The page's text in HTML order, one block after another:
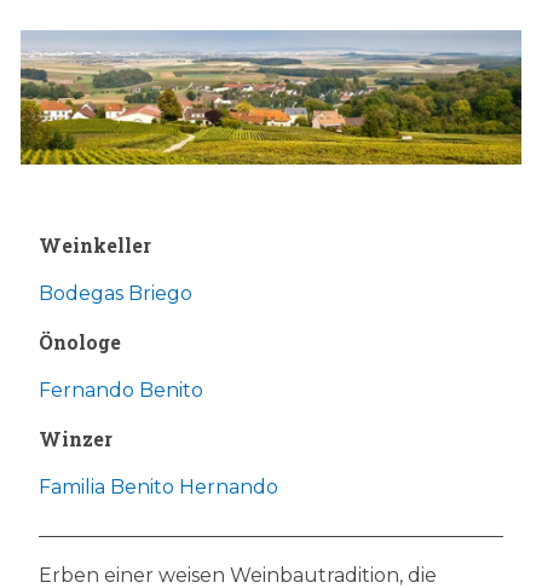
Weinkeller
Bodegas Briego
Önologe
Fernando Benito
Winzer
Familia Benito Hernando
Erben einer weisen Weinbautradition, die